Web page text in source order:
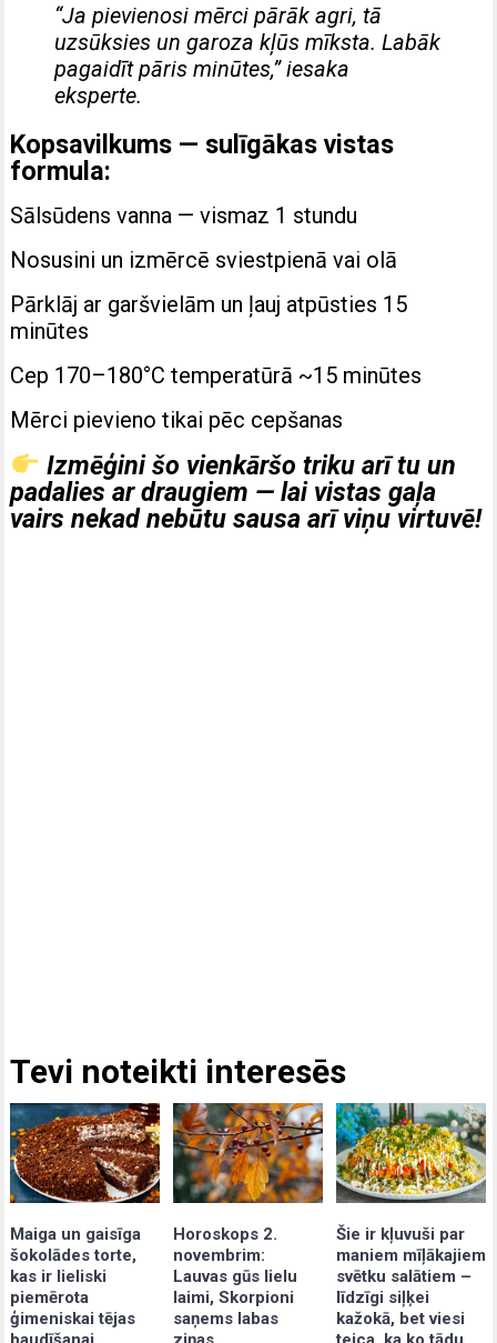
“Ja pievienosi mērci pārāk agri, tā
uzsūksies un garoza kļūs mīksta. Labāk
pagaidīt pāris minūtes,” iesaka
eksperte.
Kopsavilkums — sulīgākas vistas
formula:
Sālsūdens vanna — vismaz 1 stundu
Nosusini un izmērcē sviestpienā vai olā
Pārklāj ar garšvielām un ļauj atpūsties 15
minūtes
Cep 170–180°C temperatūrā ~15 minūtes
Mērci pievieno tikai pēc cepšanas
Izmēģini šo vienkāršo triku arī tu un
padalies ar draugiem — lai vistas gaļa
vairs nekad nebūtu sausa arī viņu virtuvē!
Tevi noteikti interesēs
Maiga un gaisīga
šokolādes torte,
kas ir lieliski
piemērota
ģimeniskai tējas
Horoskops 2.
novembrim:
Lauvas gūs lielu
laimi, Skorpioni
saņems labas
Šie ir kļuvuši par
maniem mīļākajiem
svētku salātiem –
līdzīgi siļķei
kažokā, bet viesi